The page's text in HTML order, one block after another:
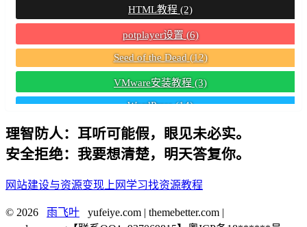
HTML教程 (2)
potplayer设置(6)
Seed of the Dead(12)
VMware安装教程(3)
WordPress(14)
WordPress响应式主题(8)
WordPress小工具(3)
WordPress插件推荐(10)
WordPress文章置顶教程
理智防人：耳听可能假，眼见未必实。
安全拒绝：我要想清楚，明天答复你。
网站建设与资源变现 上网学习找资源教程
© 2026 雨飞叶 yufeiye.com | themebetter.com |